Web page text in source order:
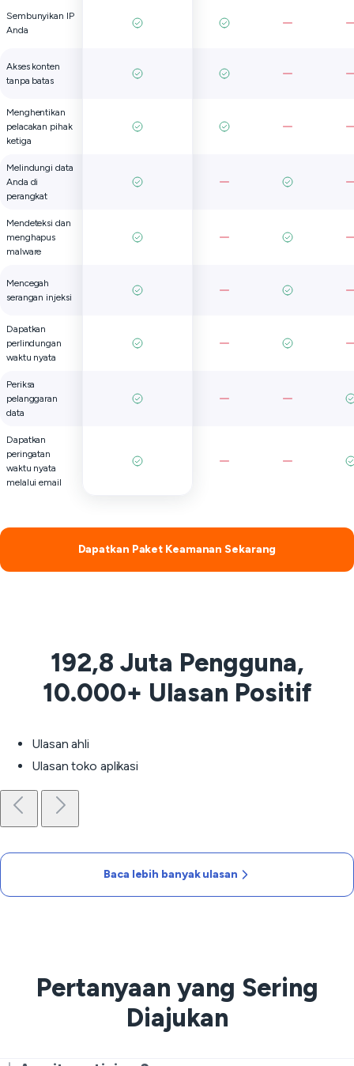
Sembunyikan IP
Anda
Akses konten
tanpa batas
Menghentikan
pelacakan pihak
ketiga
Melindungi data
Anda di
perangkat
Mendeteksi dan
menghapus
malware
Mencegah
serangan injeksi
Dapatkan
perlindungan
waktu nyata
Periksa
pelanggaran
data
Dapatkan
peringatan
waktu nyata
melalui email
Dapatkan Paket Keamanan Sekarang
192,8 Juta Pengguna,
10.000+ Ulasan Positif
Ulasan ahli
Ulasan toko aplikasi
Baca lebih banyak ulasan
Pertanyaan yang Sering
Diajukan